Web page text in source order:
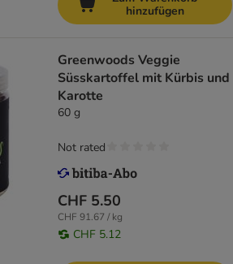
hinzufügen
Greenwoods Veggie
Süsskartoffel mit Kürbis und
Karotte
60 g
CHF 5.50
CHF 91.67 / kg
CHF 5.12
Not rated